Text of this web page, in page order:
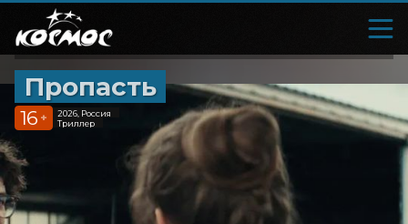
Пропасть
16 +
2026, Россия
Триллер